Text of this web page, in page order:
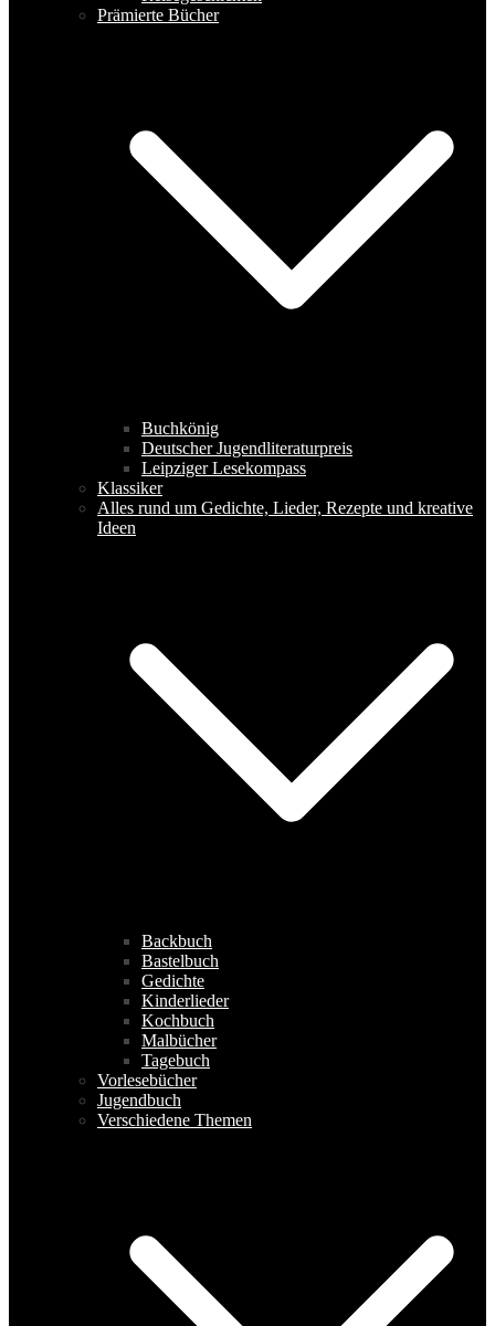
Prämierte Bücher
Buchkönig
Deutscher Jugendliteraturpreis
Leipziger Lesekompass
Klassiker
Alles rund um Gedichte, Lieder, Rezepte und kreative
Ideen
Backbuch
Bastelbuch
Gedichte
Kinderlieder
Kochbuch
Malbücher
Tagebuch
Vorlesebücher
Jugendbuch
Verschiedene Themen